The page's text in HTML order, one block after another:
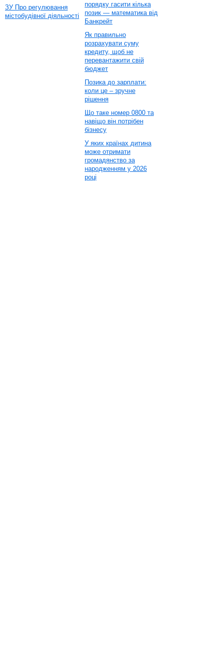
ЗУ Про регулювання
містобудівної діяльності
порядку гасити кілька
позик — математика від
Банкрейт
Як правильно
розрахувати суму
кредиту, щоб не
перевантажити свій
бюджет
Позика до зарплати:
коли це – зручне
рішення
Що таке номер 0800 та
навіщо він потрібен
бізнесу
У яких країнах дитина
може отримати
громадянство за
народженням у 2026
році